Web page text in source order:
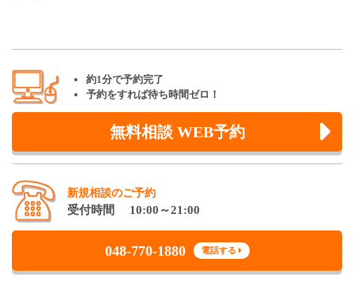
約1分で予約完了
予約をすれば待ち時間ゼロ！
無料相談 WEB予約
新規相談のご予約
受付時間 10:00～21:00
048-770-1880 電話する